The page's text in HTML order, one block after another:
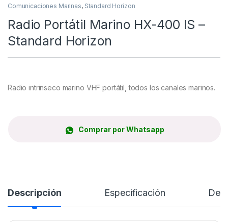
Comunicaciones Marinas, Standard Horizon
Radio Portátil Marino HX-400 IS –
Standard Horizon
Radio intrinseco marino VHF portátil, todos los canales marinos.
Comprar por Whatsapp
Descripción Especificación